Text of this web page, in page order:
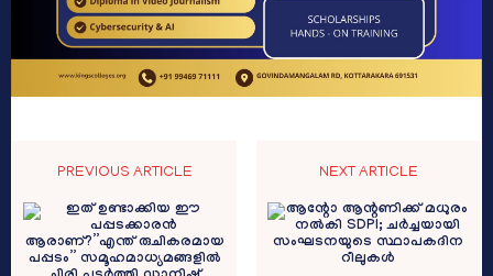
PREVIOUS ARTICLE NEXT ARTICLE